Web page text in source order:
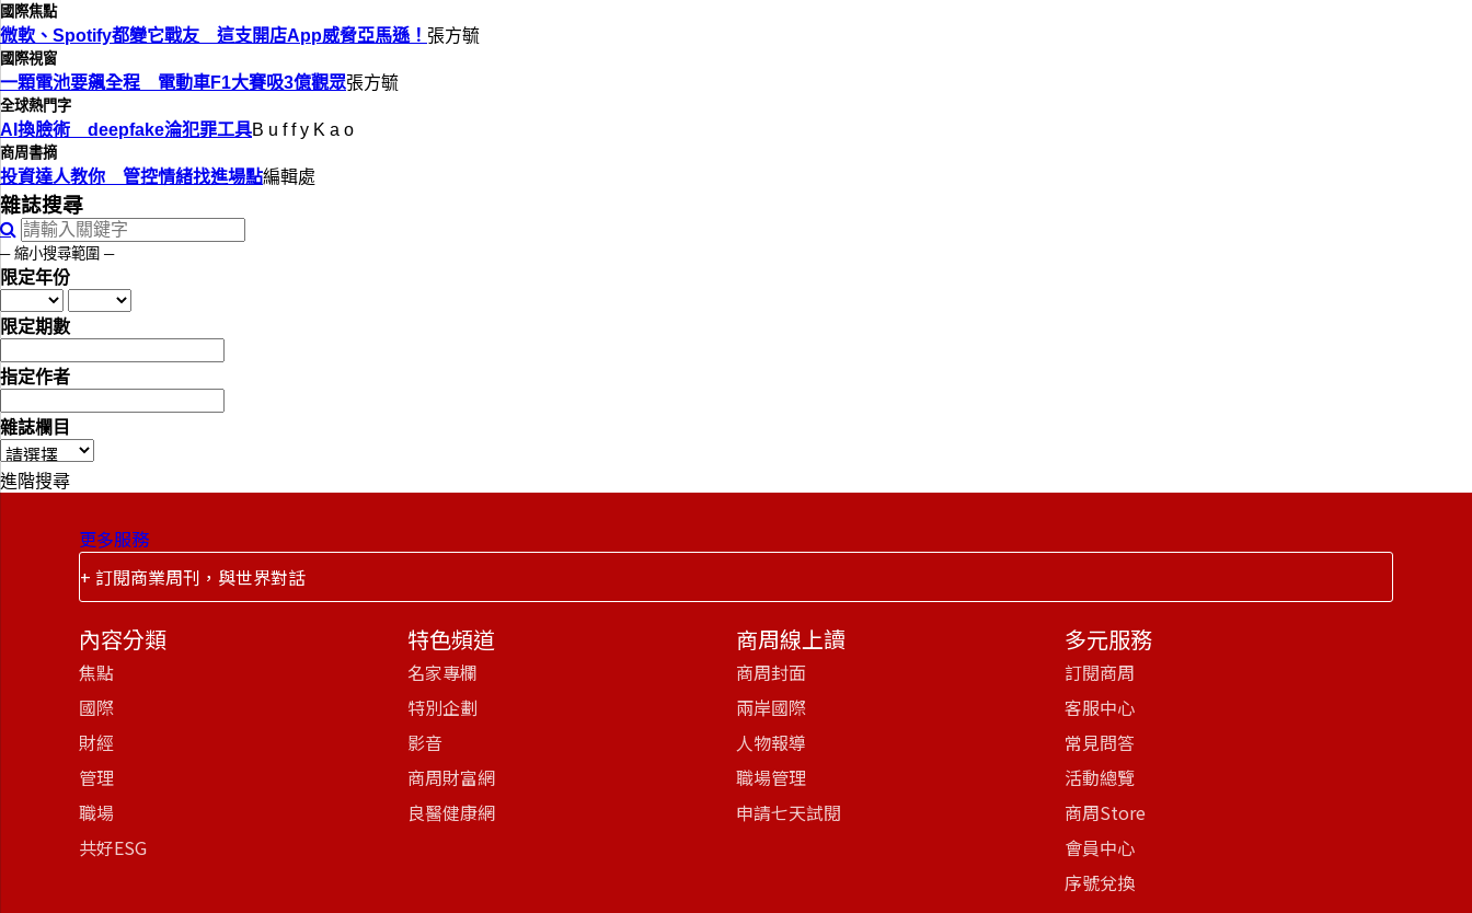
國際焦點
微軟、Spotify都變它戰友 這支開店App威脅亞馬遜！ 張方毓
國際視窗
一顆電池要飆全程 電動車F1大賽吸3億觀眾張方毓
全球熱門字
AI換臉術 deepfake淪犯罪工具B u f f y K a o
商周書摘
投資達人教你 管控情緒找進場點編輯處
雜誌搜尋
─ 縮小搜尋範圍 ─
限定年份
限定期數
指定作者
雜誌欄目
進階搜尋
更多服務
+ 訂閱商業周刊，與世界對話
內容分類
焦點
國際
財經
管理
職場
共好ESG
特色頻道
名家專欄
特別企劃
影音
商周財富網
良醫健康網
商周線上讀
商周封面
兩岸國際
人物報導
職場管理
申請七天試閱
多元服務
訂閱商周
客服中心
常見問答
活動總覽
商周Store
會員中心
序號兌換